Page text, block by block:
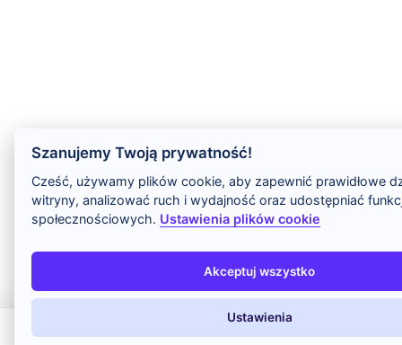
Szanujemy Twoją prywatność!
Cześć, używamy plików cookie, aby zapewnić prawidłowe
witryny, analizować ruch i wydajność oraz udostępniać
społecznościowych. Ustawienia plików cookie
Akceptuj wszystko
Ustawienia